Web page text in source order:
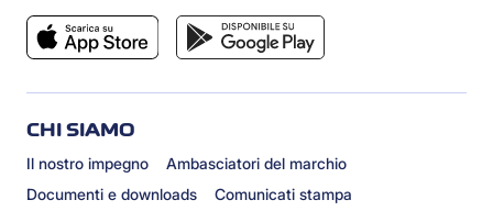
CHI SIAMO
Il nostro impegno
Ambasciatori del marchio
Documenti e downloads
Comunicati stampa